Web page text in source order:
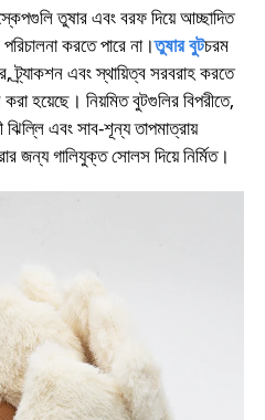
তুষার এবং বরফ দিয়ে আচ্ছাদিত
করতে পারে না।তুষার বুটচরম
ট্র্যাকশন এবং স্থায়িত্ব সরবরাহ করতে
করা হয়েছে। নিয়মিত বুটগুলির বিপরীতে,
এবং সাব-শূন্য তাপমাত্রায়
জন্য গালিযুক্ত সোলস দিয়ে নির্মিত।